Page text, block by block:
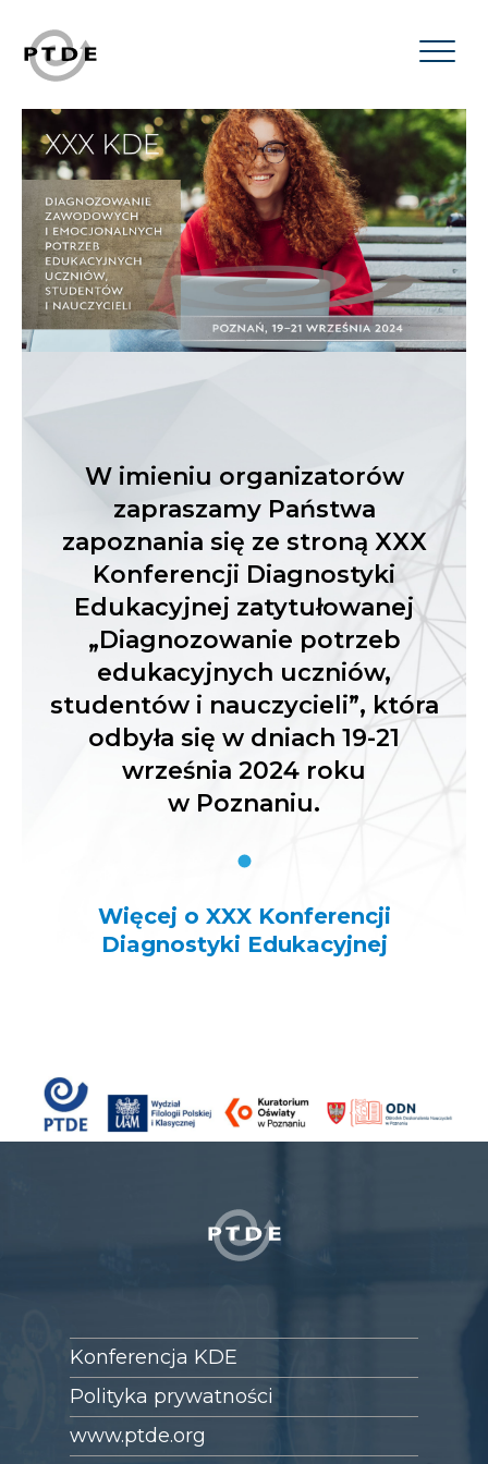
W imieniu organizatorów
zapraszamy Państwa
zapoznania się ze stroną XXX
Konferencji Diagnostyki
Edukacyjnej zatytułowanej
„Diagnozowanie potrzeb
edukacyjnych uczniów,
studentów i nauczycieli”, która
odbyła się w dniach 19-21
września 2024 roku
w Poznaniu.
Więcej o XXX Konferencji
Diagnostyki Edukacyjnej
Konferencja KDE
Polityka prywatności
www.ptde.org